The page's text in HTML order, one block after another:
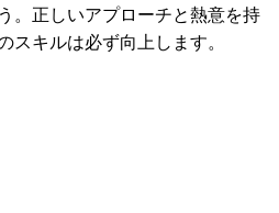
。正しいアプローチと熱意を持
スキルは必ず向上します。